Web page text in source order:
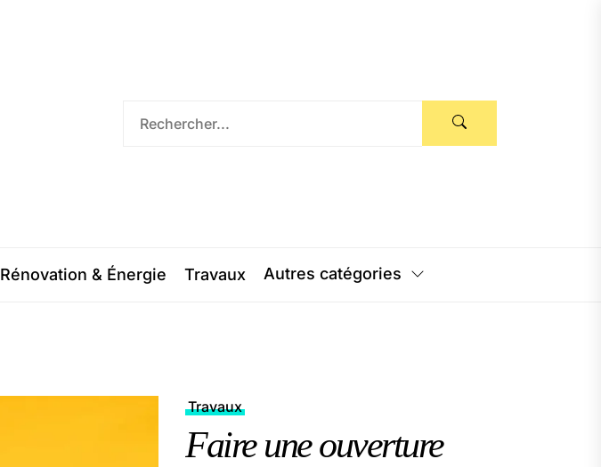
Rénovation & Énergie Travaux Autres catégories
Travaux
Faire une ouverture